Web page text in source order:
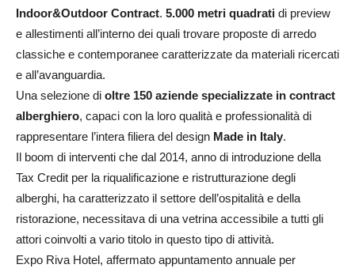
Indoor&Outdoor Contract. 5.000 metri quadrati di preview
e allestimenti all’interno dei quali trovare proposte di arredo
classiche e contemporanee caratterizzate da materiali ricercati
e all’avanguardia.
Una selezione di oltre 150 aziende specializzate in contract
alberghiero, capaci con la loro qualità e professionalità di
rappresentare l’intera filiera del design Made in Italy.
Il boom di interventi che dal 2014, anno di introduzione della
Tax Credit per la riqualificazione e ristrutturazione degli
alberghi, ha caratterizzato il settore dell’ospitalità e della
ristorazione, necessitava di una vetrina accessibile a tutti gli
attori coinvolti a vario titolo in questo tipo di attività.
Expo Riva Hotel, affermato appuntamento annuale per